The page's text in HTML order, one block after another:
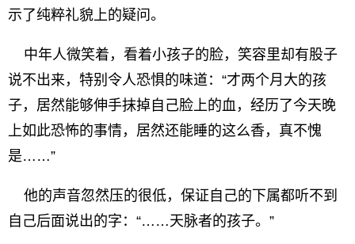
示了纯粹礼貌上的疑问。
中年人微笑着，看着小孩子的脸，笑容里却有股子
说不出来，特别令人恐惧的味道：“才两个月大的孩
子，居然能够伸手抹掉自己脸上的血，经历了今天晚
上如此恐怖的事情，居然还能睡的这么香，真不愧
是……”
他的声音忽然压的很低，保证自己的下属都听不到
自己后面说出的字：“……天脉者的孩子。”